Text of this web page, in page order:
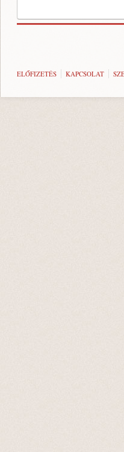
ELŐFIZETÉS KAPCSOLAT